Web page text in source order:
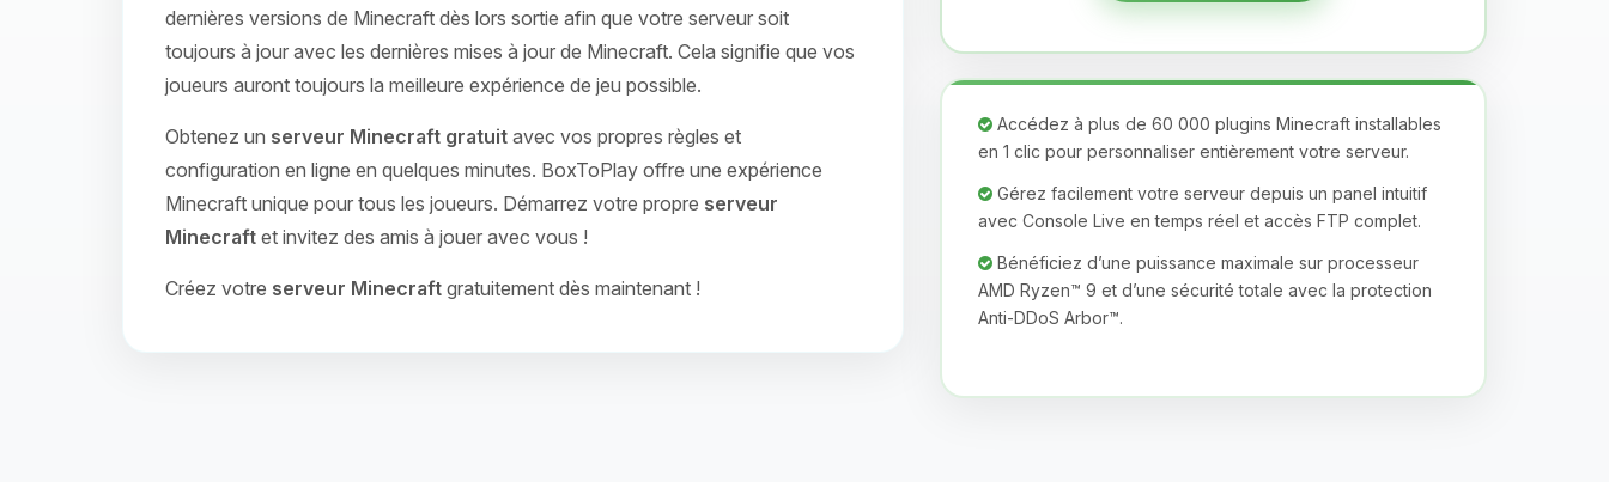
dernières versions de Minecraft dès lors sortie afin que votre serveur soit
toujours à jour avec les dernières mises à jour de Minecraft. Cela signifie que vos
joueurs auront toujours la meilleure expérience de jeu possible.
Obtenez un serveur Minecraft gratuit avec vos propres règles et
configuration en ligne en quelques minutes. BoxToPlay offre une expérience
Minecraft unique pour tous les joueurs. Démarrez votre propre serveur
Minecraft et invitez des amis à jouer avec vous !
Créez votre serveur Minecraft gratuitement dès maintenant !
Accédez à plus de 60 000 plugins Minecraft installables
en 1 clic pour personnaliser entièrement votre serveur.
Gérez facilement votre serveur depuis un panel intuitif
avec Console Live en temps réel et accès FTP complet.
Bénéficiez d’une puissance maximale sur processeur
AMD Ryzen™ 9 et d’une sécurité totale avec la protection
Anti-DDoS Arbor™.